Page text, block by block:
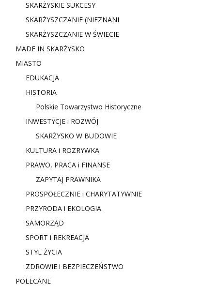
SKARŻYSKIE SUKCESY
SKARŻYSZCZANIE (NIEZNANI
SKARŻYSZCZANIE W ŚWIECIE
MADE IN SKARŻYSKO
MIASTO
EDUKACJA
HISTORIA
Polskie Towarzystwo Historyczne
INWESTYCJE i ROZWÓJ
SKARŻYSKO W BUDOWIE
KULTURA i ROZRYWKA
PRAWO, PRACA i FINANSE
ZAPYTAJ PRAWNIKA
PROSPOŁECZNIE i CHARYTATYWNIE
PRZYRODA i EKOLOGIA
SAMORZĄD
SPORT i REKREACJA
STYL ŻYCIA
ZDROWIE i BEZPIECZEŃSTWO
POLECANE